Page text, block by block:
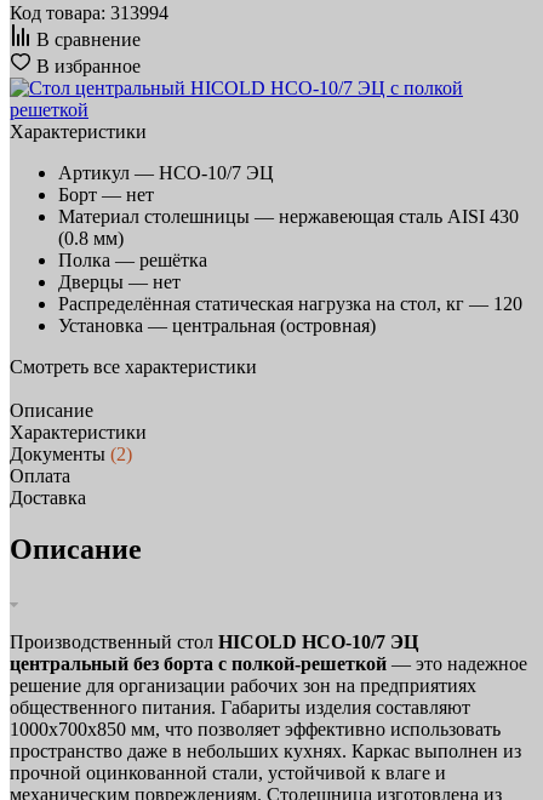
Код товара: 313994
В сравнение
В избранное
Характеристики
Артикул — НСО-10/7 ЭЦ
Борт — нет
Материал столешницы — нержавеющая сталь AISI 430
(0.8 мм)
Полка — решётка
Дверцы — нет
Распределённая статическая нагрузка на стол, кг — 120
Установка — центральная (островная)
Смотреть все характеристики
Описание
Характеристики
Документы (2)
Оплата
Доставка
Описание
Производственный стол HICOLD НСО-10/7 ЭЦ
центральный без борта с полкой-решеткой — это надежное
решение для организации рабочих зон на предприятиях
общественного питания. Габариты изделия составляют
1000х700х850 мм, что позволяет эффективно использовать
пространство даже в небольших кухнях. Каркас выполнен из
прочной оцинкованной стали, устойчивой к влаге и
механическим повреждениям. Столешница изготовлена из